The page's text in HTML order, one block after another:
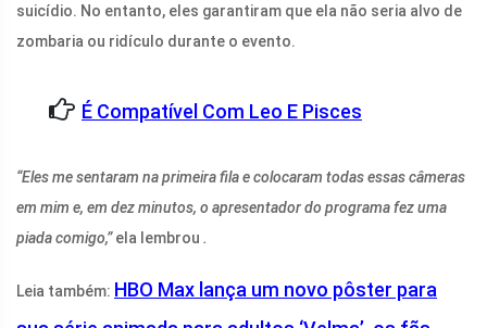
suicídio. No entanto, eles garantiram que ela não seria alvo de
zombaria ou ridículo durante o evento.
É Compatível Com Leo E Pisces
“Eles me sentaram na primeira fila e colocaram todas essas câmeras
em mim e, em dez minutos, o apresentador do programa fez uma
piada comigo,”ela lembrou .
Leia também: HBO Max lança um novo pôster para